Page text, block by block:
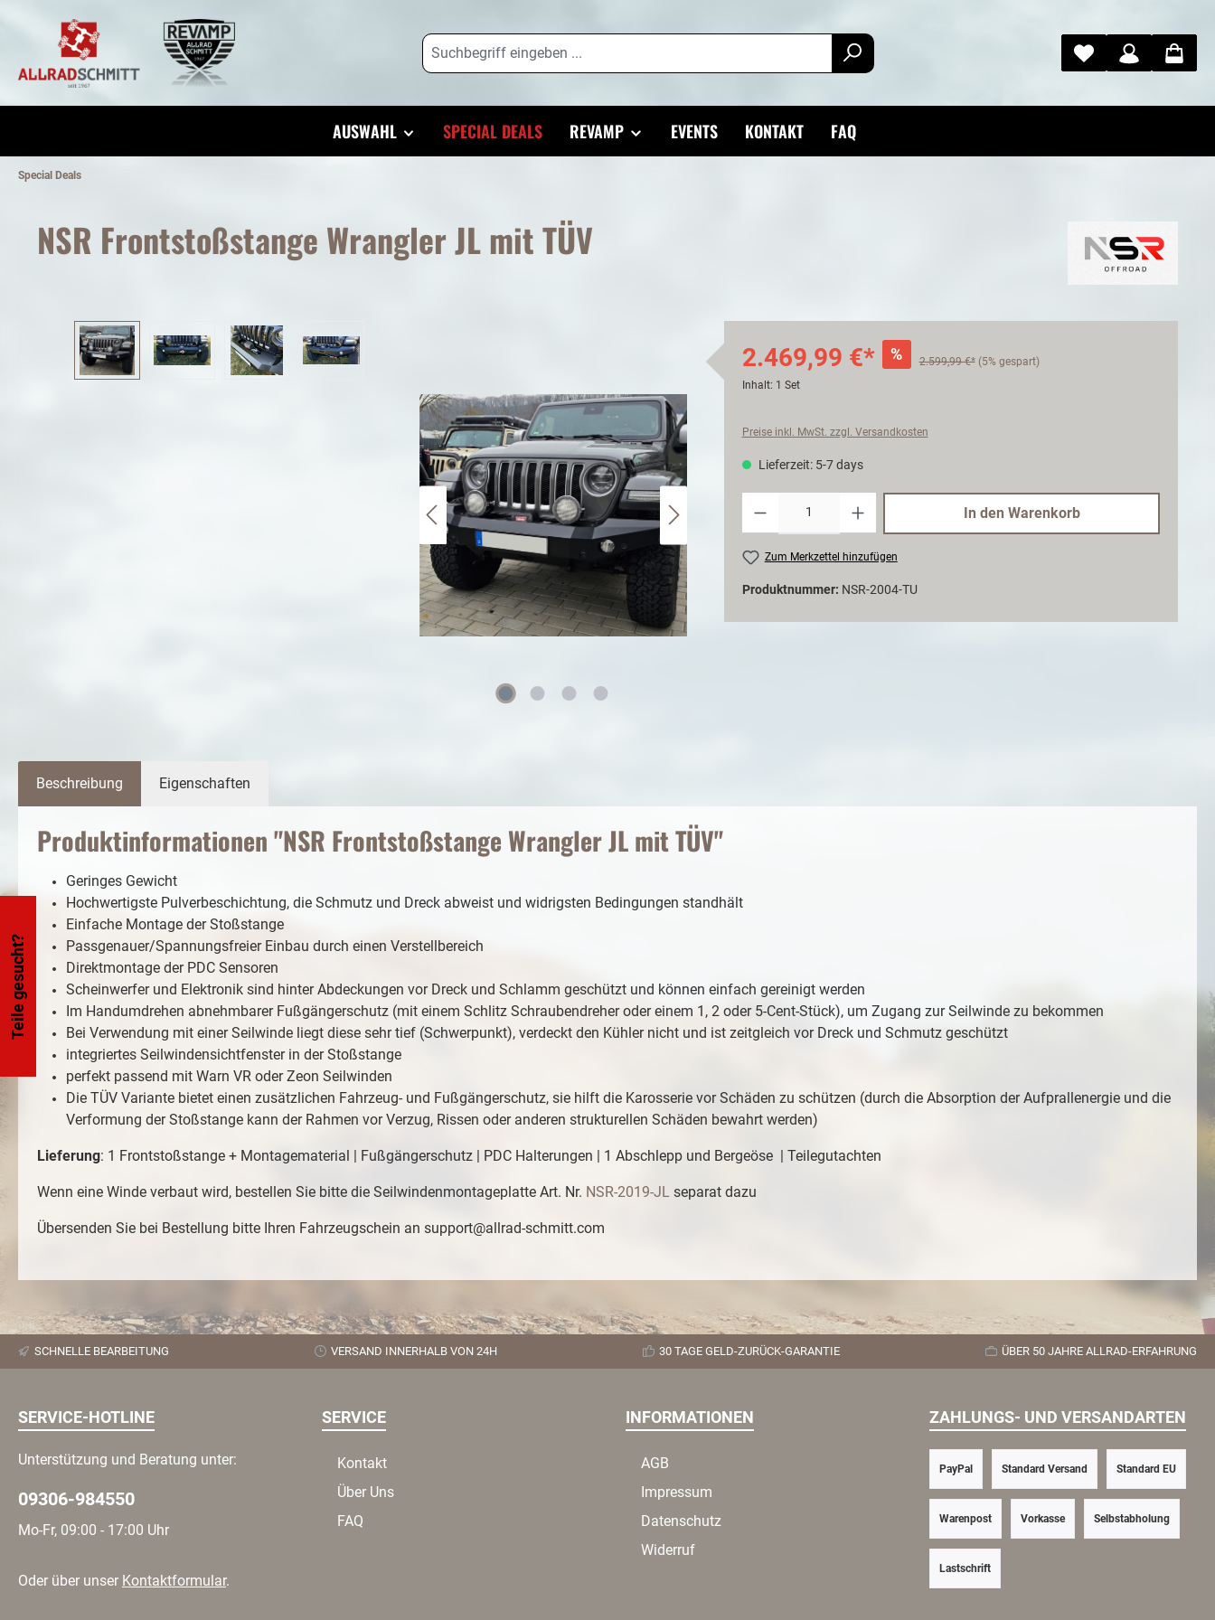
springen
AUSWAHL SPECIAL DEALS REVAMP EVENTS KONTAKT FAQ
Special Deals
NSR Frontstoßstange Wrangler JL mit TÜV
2.469,99 €* % 2.599,99 €* (5% gespart)
Inhalt: 1 Set
Preise inkl. MwSt. zzgl. Versandkosten
Lieferzeit: 5-7 days
In den Warenkorb
Zum Merkzettel hinzufügen
Produktnummer: NSR-2004-TU
Beschreibung Eigenschaften
Produktinformationen "NSR Frontstoßstange Wrangler JL mit TÜV"
Geringes Gewicht
Hochwertigste Pulverbeschichtung, die Schmutz und Dreck abweist und widrigsten Bedingungen standhält
Einfache Montage der Stoßstange
Passgenauer/Spannungsfreier Einbau durch einen Verstellbereich
Direktmontage der PDC Sensoren
Scheinwerfer und Elektronik sind hinter Abdeckungen vor Dreck und Schlamm geschützt und können einfach gereinigt werden
Im Handumdrehen abnehmbarer Fußgängerschutz (mit einem Schlitz Schraubendreher oder einem 1, 2 oder 5-Cent-Stück), um Zugang zur Seilwinde zu bekommen
Bei Verwendung mit einer Seilwinde liegt diese sehr tief (Schwerpunkt), verdeckt den Kühler nicht und ist zeitgleich vor Dreck und Schmutz geschützt
integriertes Seilwindensichtfenster in der Stoßstange
perfekt passend mit Warn VR oder Zeon Seilwinden
Die TÜV Variante bietet einen zusätzlichen Fahrzeug- und Fußgängerschutz, sie hilft die Karosserie vor Schäden zu schützen (durch die Absorption der Aufprallenergie und die
Verformung der Stoßstange kann der Rahmen vor Verzug, Rissen oder anderen strukturellen Schäden bewahrt werden)
Lieferung: 1 Frontstoßstange + Montagematerial | Fußgängerschutz | PDC Halterungen | 1 Abschlepp und Bergeöse | Teilegutachten
Wenn eine Winde verbaut wird, bestellen Sie bitte die Seilwindenmontageplatte Art. Nr. NSR-2019-JL separat dazu
Übersenden Sie bei Bestellung bitte Ihren Fahrzeugschein an support@allrad-schmitt.com
SCHNELLE BEARBEITUNG VERSAND INNERHALB VON 24H 30 TAGE GELD-ZURÜCK-GARANTIE ÜBER 50 JAHRE ALLRAD-ERFAHRUNG
SERVICE-HOTLINE
Unterstützung und Beratung unter:
09306-984550
Mo-Fr, 09:00 - 17:00 Uhr
Oder über unser Kontaktformular.
SERVICE
Kontakt
Über Uns
FAQ
INFORMATIONEN
AGB
Impressum
Datenschutz
Widerruf
ZAHLUNGS- UND VERSANDARTEN
Vorkasse
PayPal
Lastschrift
Standard Versand Standard EU
Warenpost Selbstabholung
Teile gesucht?